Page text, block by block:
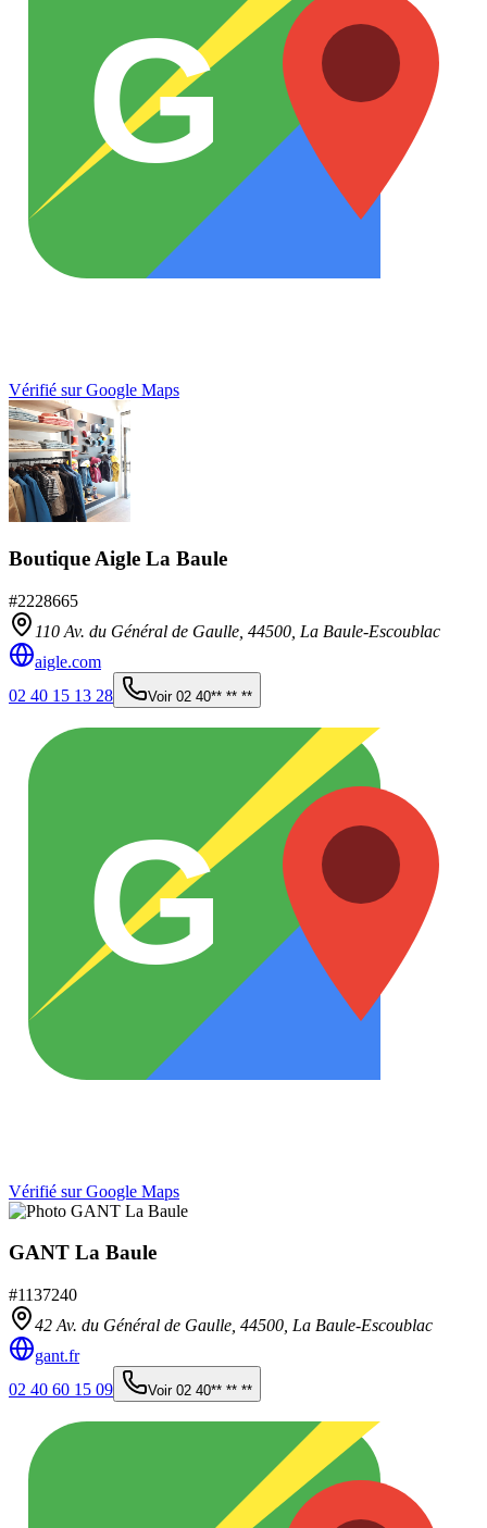
G
Vérifié sur Google Maps
Boutique Aigle La Baule
#2228665
110 Av. du Général de Gaulle, 44500 La Baule-Escoublac
aigle.com
02 40 15 13 28
Voir 02 40** ** **
G
Vérifié sur Google Maps
GANT La Baule
#1137240
42 Av. du Général de Gaulle, 44500 La Baule-Escoublac
gant.fr
02 40 60 15 09
Voir 02 40** ** **